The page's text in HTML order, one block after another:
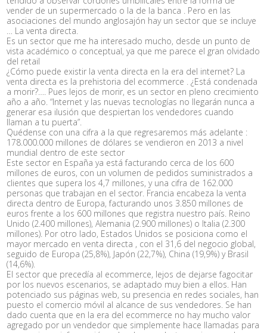
vender de un supermercado o la de la banca . Pero en las
asociaciones del mundo anglosajón hay un sector que se incluye
… La venta directa.
Es un sector que me ha interesado mucho, desde un punto de
vista académico o conceptual, ya que me parece el gran olvidado
del retail
¿Cómo puede existir la venta directa en la era del internet? La
venta directa es la prehistoria del ecommerce . ¿Está condenada
a morir?…. Pues lejos de morir, es un sector en pleno crecimiento
año a año. “Internet y las nuevas tecnologías no llegarán nunca a
generar esa ilusión que despiertan los vendedores cuando
llaman a tu puerta”.
Quédense con una cifra a la que regresaremos más adelante :
178.000.000 millones de dólares se vendieron en 2013 a nivel
mundial dentro de este sector
Este sector en España ya está facturando cerca de los 600
millones de euros, con un volumen de pedidos suministrados a
clientes que supera los 4,7 millones, y una cifra de 162.000
personas que trabajan en el sector. Francia encabeza la venta
directa dentro de Europa, facturando unos 3.850 millones de
euros frente a los 600 millones que registra nuestro país. Reino
Unido (2.400 millones), Alemania (2.900 millones) o Italia (2.300
millones). Por otro lado, Estados Unidos se posiciona como el
mayor mercado en venta directa , con el 31,6 del negocio global,
seguido de Europa (25,8%), Japón (22,7%), China (19,9%) y Brasil
(14,6%).
El sector que precedía al ecommerce, lejos de dejarse fagocitar
por los nuevos escenarios, se adaptado muy bien a ellos. Han
potenciado sus páginas web, su presencia en redes sociales, han
puesto el comercio móvil al alcance de sus vendedores. Se han
dado cuenta que en la era del ecommerce no hay mucho valor
agregado por un vendedor que simplemente hace llamadas para